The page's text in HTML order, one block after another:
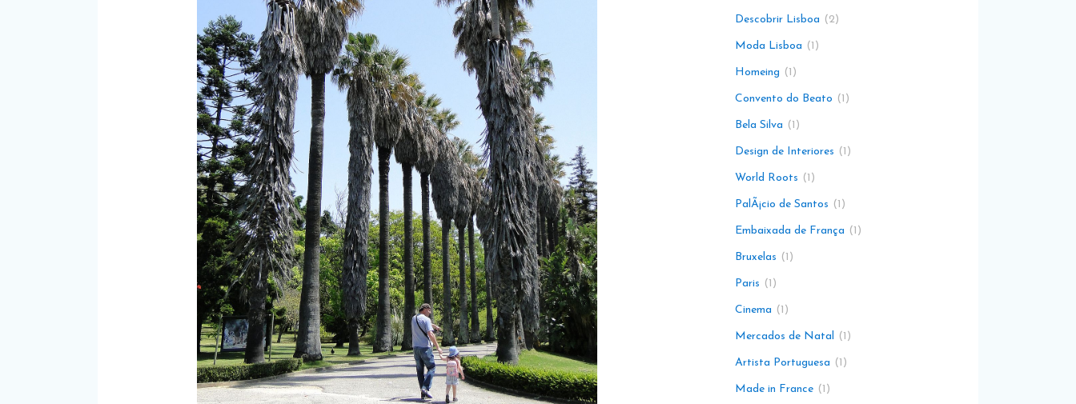
Descobrir Lisboa 2
Moda Lisboa 1
Homeing 1
Convento do Beato 1
Bela Silva 1
Design de Interiores 1
World Roots 1
PalÃ¡cio de Santos 1
Embaixada de França 1
Bruxelas 1
Paris 1
Cinema 1
Mercados de Natal 1
Artista Portuguesa 1
Made in France 1